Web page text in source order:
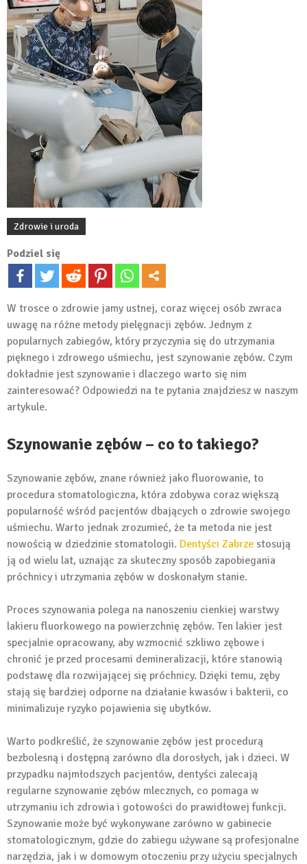
Zdrowie i uroda
Podziel się
W trosce o zdrowie jamy ustnej, coraz więcej osób zwraca
uwagę na różne metody pielęgnacji zębów. Jednym z
popularnych zabiegów, który przyczynia się do utrzymania
pięknego i zdrowego uśmiechu, jest szynowanie zębów. Czym
dokładnie jest szynowanie i dlaczego warto się nim
zainteresować? Odpowiedzi na te pytania znajdziesz w naszym
artykule.
Szynowanie zębów – co to takiego?
Szynowanie zębów, znane również jako fluorowanie, to
procedura stomatologiczna, która zdobywa coraz większą
popularność wśród pacjentów dbających o zdrowie swojego
uśmiechu. Warto jednak zrozumieć, że ta metoda nie jest
nowością w dziedzinie stomatologii. Dentyści Zabrze stosują
ją od wielu lat, uznając za skuteczny sposób zapobiegania
próchnicy i utrzymania zębów w doskonałym stanie.
Proces szynowania polega na nanoszeniu cienkiej warstwy
lakieru fluorkowego na powierzchnię zębów. Ten lakier jest
specjalnie opracowany, aby wzmocnić szkliwo zębowe i
chronić je przed procesami demineralizacji, które stanowią
podstawę dla rozwijającej się próchnicy. Dzięki temu, zęby
stają się bardziej odporne na działanie kwasów i bakterii, co
minimalizuje ryzyko pojawienia się ubytków.
Warto podkreślić, że szynowanie zębów jest procedurą
bezbolesną i dostępną zarówno dla dorosłych, jak i dzieci. W
przypadku najmłodszych pacjentów, dentyści zalecają
regularne szynowanie zębów mlecznych, co pomaga w
utrzymaniu ich zdrowia i gotowości do prawidłowej funkcji.
Szynowanie może być wykonywane zarówno w gabinecie
stomatologicznym, gdzie do zabiegu używane są profesjonalne
narzędzia, jak i w domowym otoczeniu przy użyciu specjalnych